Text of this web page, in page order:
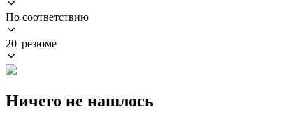
По соответствию
20 резюме
Ничего не нашлось